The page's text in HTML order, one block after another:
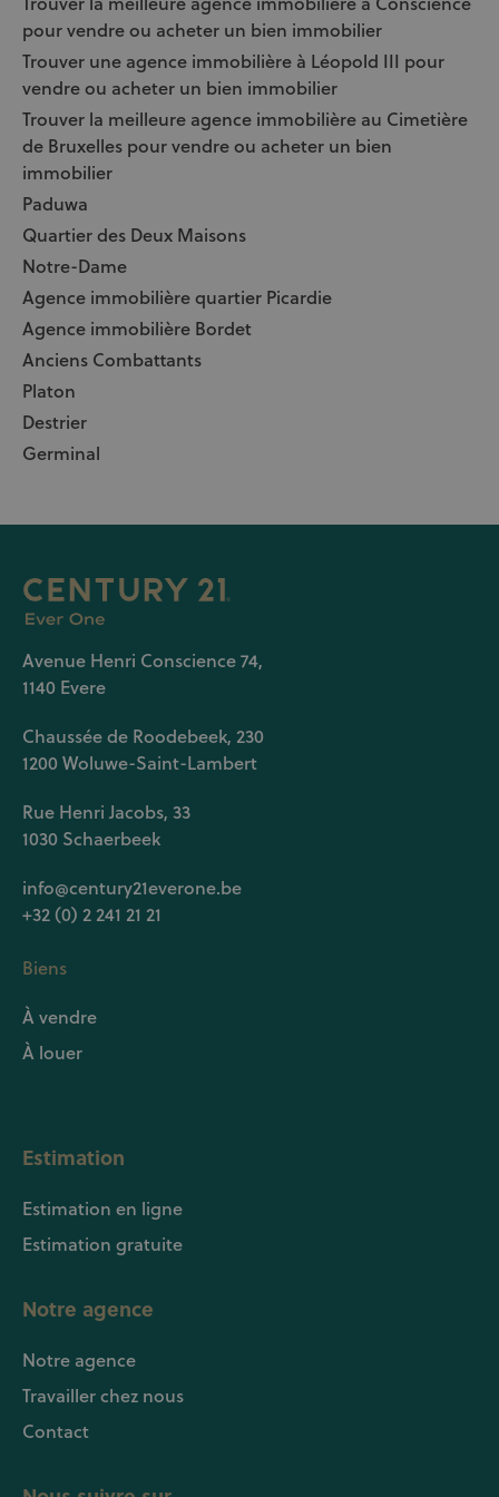
pour vendre ou acheter un bien immobilier
Trouver une agence immobilière à Léopold III pour
vendre ou acheter un bien immobilier
Trouver la meilleure agence immobilière au Cimetière
de Bruxelles pour vendre ou acheter un bien
immobilier
Paduwa
Quartier des Deux Maisons
Notre-Dame
Agence immobilière quartier Picardie
Agence immobilière Bordet
Anciens Combattants
Platon
Destrier
Germinal
Avenue Henri Conscience 74,
1140 Evere
Chaussée de Roodebeek, 230
1200 Woluwe-Saint-Lambert
Rue Henri Jacobs, 33
1030 Schaerbeek
info@century21everone.be
+32 (0) 2 241 21 21
Biens
À vendre
À louer
Estimation
Estimation en ligne
Estimation gratuite
Notre agence
Notre agence
Travailler chez nous
Contact